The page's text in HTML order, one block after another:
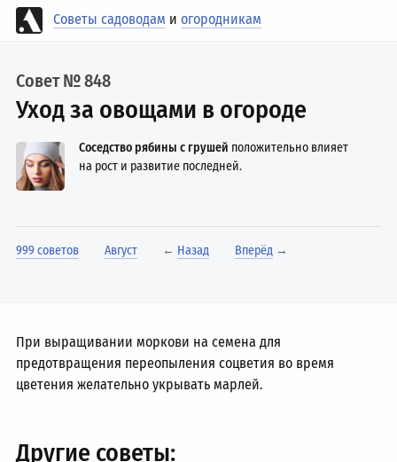
Советы садоводам иогородникам
Совет № 848
Уход за овощами в огороде
Соседство рябины с грушей положительно влияет
на рост и развитие последней.
999 советов Август ← Назад Вперёд→
При выращивании моркови на семена для
предотвращения переопыления соцветия во время
цветения желательно укрывать марлей.
Другие советы: